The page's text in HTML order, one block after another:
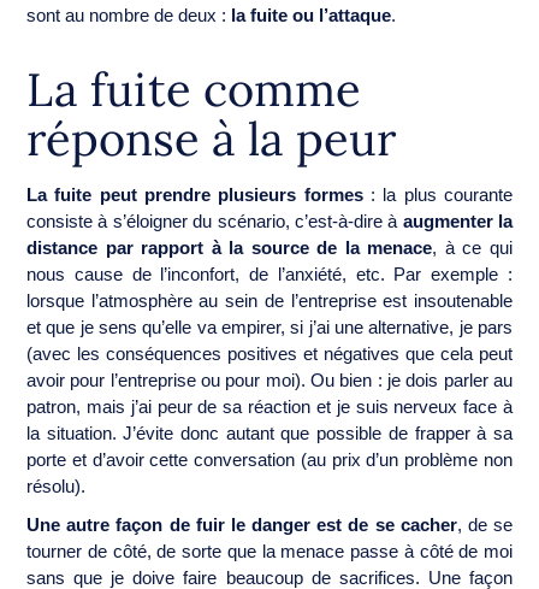
sont au nombre de deux : la fuite ou l’attaque.
La fuite comme
réponse à la peur
La fuite peut prendre plusieurs formes : la plus courante
consiste à s’éloigner du scénario, c’est-à-dire à augmenter la
distance par rapport à la source de la menace, à ce qui
nous cause de l’inconfort, de l’anxiété, etc. Par exemple :
lorsque l’atmosphère au sein de l’entreprise est insoutenable
et que je sens qu’elle va empirer, si j’ai une alternative, je pars
(avec les conséquences positives et négatives que cela peut
avoir pour l’entreprise ou pour moi). Ou bien : je dois parler au
patron, mais j’ai peur de sa réaction et je suis nerveux face à
la situation. J’évite donc autant que possible de frapper à sa
porte et d’avoir cette conversation (au prix d’un problème non
résolu).
Une autre façon de fuir le danger est de se cacher, de se
tourner de côté, de sorte que la menace passe à côté de moi
sans que je doive faire beaucoup de sacrifices. Une façon